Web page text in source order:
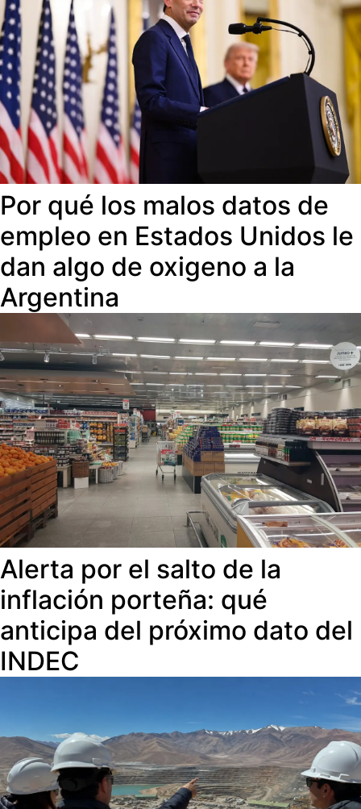
Por qué los malos datos de
empleo en Estados Unidos le
dan algo de oxigeno a la
Argentina
Alerta por el salto de la
inflación porteña: qué
anticipa del próximo dato del
INDEC